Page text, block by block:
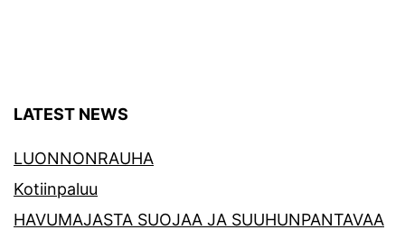
LATEST NEWS
LUONNONRAUHA
Kotiinpaluu
HAVUMAJASTA SUOJAA JA SUUHUNPANTAVAA